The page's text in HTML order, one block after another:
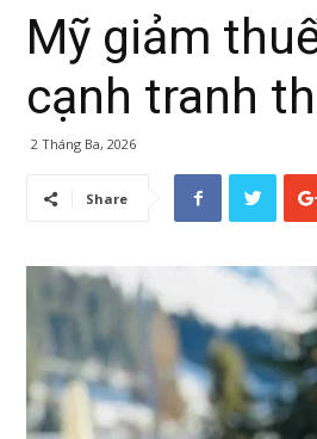
Mỹ giảm
cạnh tranh
2 Tháng Ba, 2026
Share